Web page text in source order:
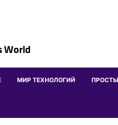
World
МИР ТЕХНОЛОГИЙ